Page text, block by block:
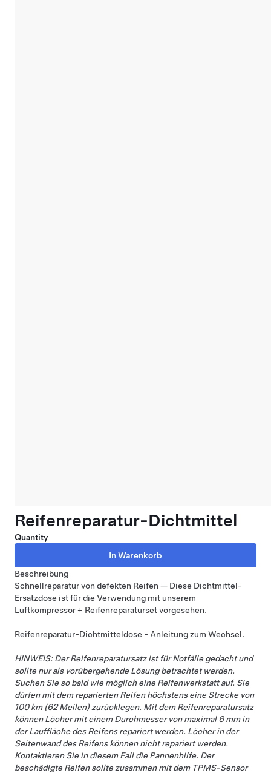
Reifenreparatur-Dichtmittel
Quantity
Beschreibung
Schnellreparatur von defekten Reifen — Diese Dichtmittel-
Ersatzdose ist für die Verwendung mit unserem
Luftkompressor + Reifenreparatursetvorgesehen.
Reifenreparatur-Dichtmitteldose - Anleitung zum Wechsel.
HINWEIS: Der Reifenreparatursatz ist für Notfälle gedacht und
sollte nur als vorübergehende Lösung betrachtet werden.
Suchen Sie so bald wie möglich eine Reifenwerkstatt auf. Sie
dürfen mit dem reparierten Reifen höchstens eine Strecke von
100 km (62 Meilen) zurücklegen. Mit dem Reifenreparatursatz
können Löcher mit einem Durchmesser von maximal 6 mm in
der Lauffläche des Reifens repariert werden. Löcher in der
Seitenwand des Reifens können nicht repariert werden.
Kontaktieren Sie in diesem Fall die Pannenhilfe. Der
beschädigte Reifen sollte zusammen mit dem TPMS-Sensor